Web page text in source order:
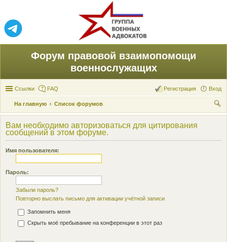
Форум правовой взаимопомощи
военнослужащих
Ссылки FAQ Вход
Регистрация
На главную
Список форумов
ои
Вам необходимо авторизоваться для цитирования
сообщений в этом форуме.
Имя пользователя:
Пароль:
Забыли пароль?
Повторно выслать письмо для активации учётной записи
Запомнить меня
Скрыть моё пребывание на конференции в этот раз